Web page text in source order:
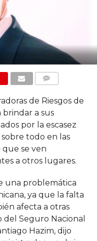
de Riesgos de
brindar a sus
por la escasez
sobre todo en las
que se ven
a otros lugares.
una problemática
ya que la falta
afecta a otras
Seguro Nacional
Hazim, dijo